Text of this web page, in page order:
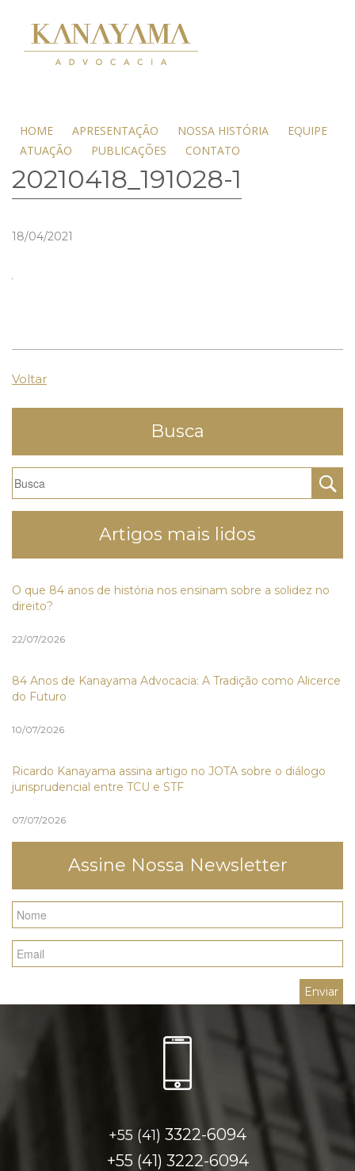
HOME APRESENTAÇÃO NOSSA HISTÓRIA
EQUIPE
ATUAÇÃO
PUBLICAÇÕES CONTATO
20210418_191028-1
18/04/2021
Voltar
Busca
Artigos mais lidos
O que 84 anos de história nos ensinam sobre a solidez no
direito?
22/07/2026
84 Anos de Kanayama Advocacia: A Tradição como Alicerce
do Futuro
10/07/2026
Ricardo Kanayama assina artigo no JOTA sobre o diálogo
jurisprudencial entre TCU e STF
07/07/2026
Assine Nossa Newsletter
+55 (41) 3322-6094
+55 (41) 3222-6094